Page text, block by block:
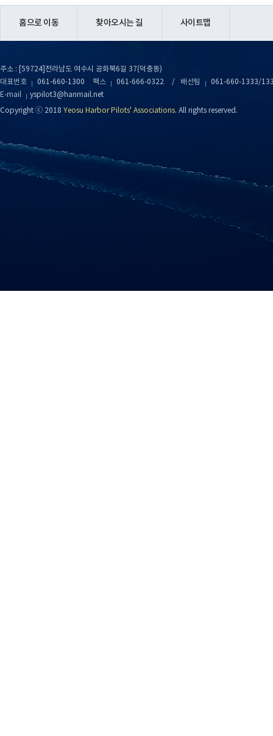
홈으로 이동 찾아오시는 길 사이트맵
주소 : [59724]전라남도 여수시 공화북6길 37(덕충동)
대표번호
061-660-1300 팩스 061-666-0322 / 배선팀
061-660-1333/
E-mail
yspilot3@hanmail.net
Copyright ⓒ 2018 Yeosu Harbor Pilots' Associations. All rights reserved.